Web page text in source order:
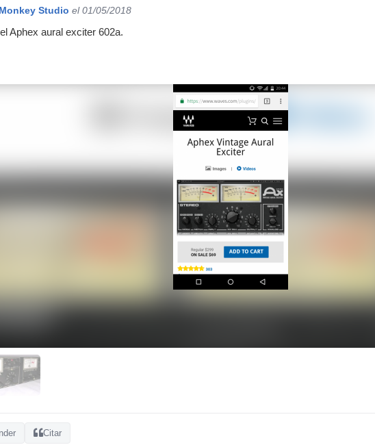
Studio el 01/05/2018
Aphex aural exciter 602a.
Citar